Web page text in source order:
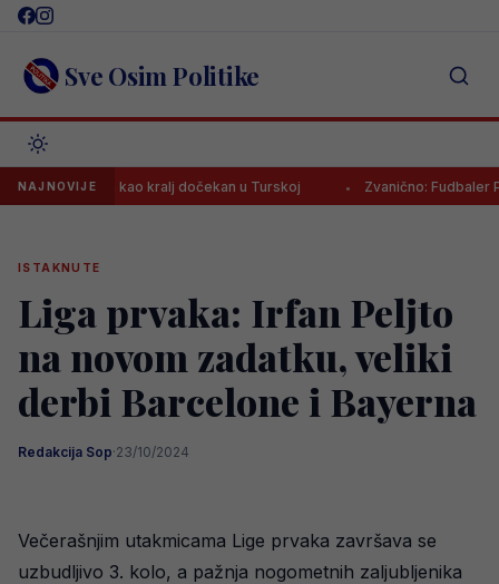
Skip
content Sve Osim Politike
NAJNOVIJE
Salah kao kralj dočekan u Turskoj Zvanično: Fudbaler PSG-a
ISTAKNUTE
Liga prvaka: Irfan Peljto
na novom zadatku, veliki
derbi Barcelone i Bayerna
Redakcija Sop·23/10/2024
Večerašnjim utakmicama Lige prvaka završava se
uzbudljivo 3. kolo, a pažnja nogometnih zaljubljenika